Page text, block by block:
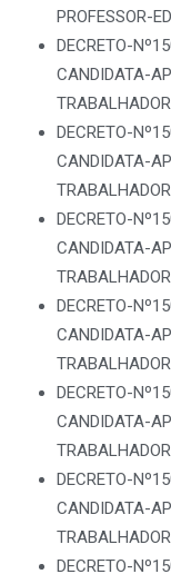
PROFESSOR-
DECRETO-
CANDIDATA-
DECRETO-
CANDIDATA-
DECRETO-
CANDIDATA-
DECRETO-
CANDIDATA-
DECRETO-
CANDIDATA-
DECRETO-
CANDIDATA-
DECRETO-